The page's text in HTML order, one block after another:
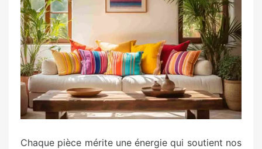
e
d
o
n
Chaque pièce mérite une énergie qui soutient nos